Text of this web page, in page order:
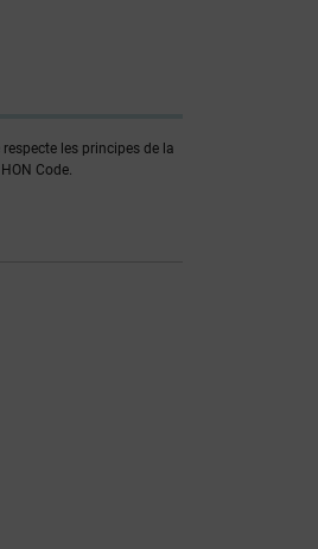
respecte les principes de la
Code.